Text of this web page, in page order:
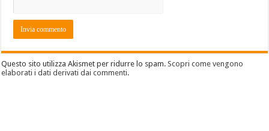
Questo sito utilizza Akismet per ridurre lo spam.Scopri come vengono
elaborati i dati derivati dai commenti.